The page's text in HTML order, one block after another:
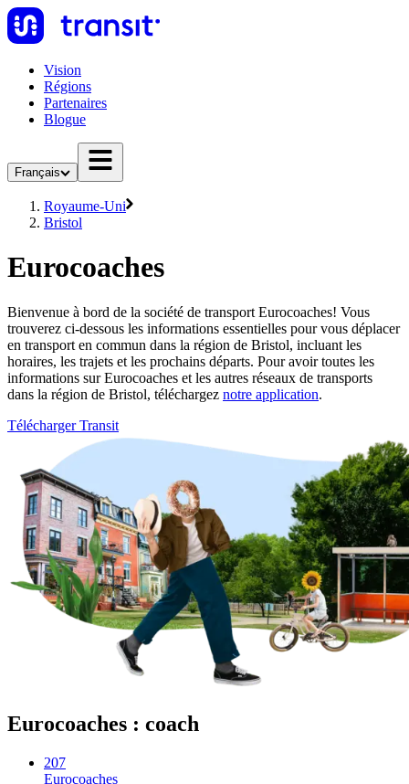
Vision
Régions
Partenaires
Blogue
Français
Royaume-Uni
Bristol
Eurocoaches
Bienvenue à bord de la société de transport Eurocoaches! Vous
trouverez ci-dessous les informations essentielles pour vous déplacer
en transport en commun dans la région de Bristol, incluant les
horaires, les trajets et les prochains départs. Pour avoir toutes les
informations sur Eurocoaches et les autres réseaux de transports
dans la région de Bristol, téléchargez notre application.
Télécharger Transit
Eurocoaches : coach
207
Eurocoaches